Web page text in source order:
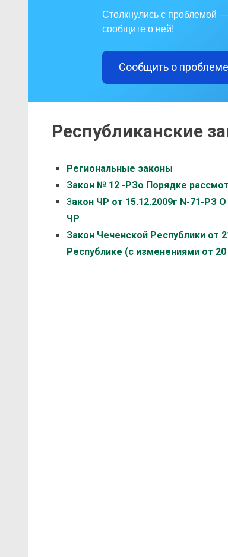
Столкнулись с проблемой —
сообщите о ней!
Сообщить о проблеме
Республиканские
Региональные законы
Закон № 12 -РЗо Порядке
Закон ЧР от 15.12.2009г N-71-РЗ
ЧР
Закон Чеченской Республики от
Республике (с изменениями от 20